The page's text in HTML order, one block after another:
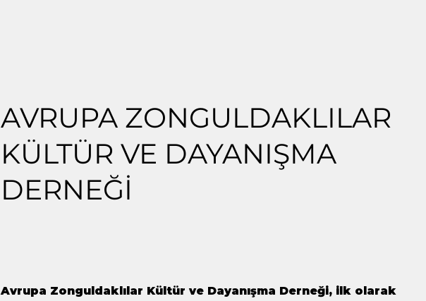
AVRUPA ZONGULDAKLILAR
KÜLTÜR VE DAYANIŞMA
DERNEĞİ
Avrupa Zonguldaklılar Kültür ve Dayanışma Derneği, ilk olarak